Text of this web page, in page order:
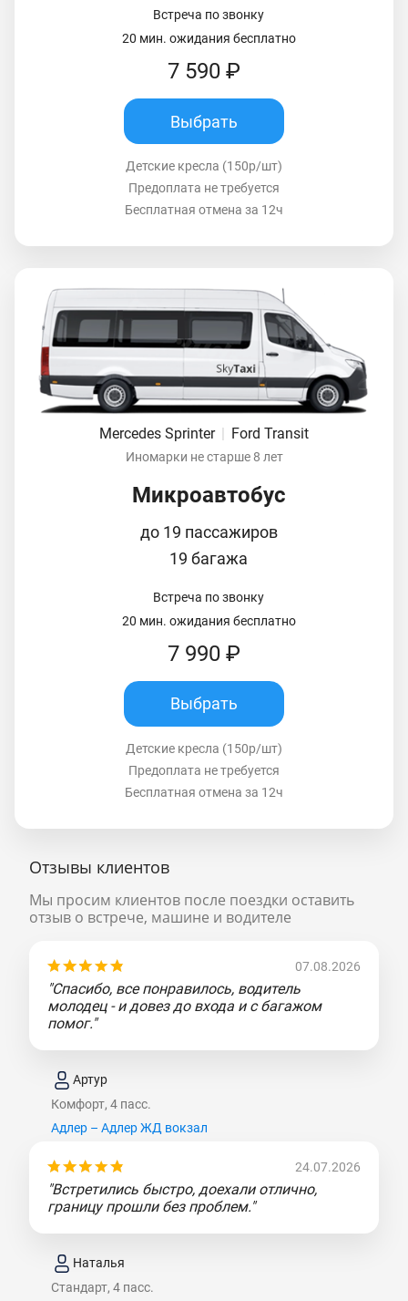
Встреча по звонку
20 мин. ожидания бесплатно
7 590 ₽
Выбрать
Детские кресла (150р/шт)
Предоплата не требуется
Бесплатная отмена за 12ч
Mercedes Sprinter | Ford Transit
Иномарки не старше 8 лет
Микроавтобус
до 19 пассажиров
19 багажа
Встреча по звонку
20 мин. ожидания бесплатно
7 990 ₽
Выбрать
Детские кресла (150р/шт)
Предоплата не требуется
Бесплатная отмена за 12ч
Отзывы клиентов
Мы просим клиентов после поездки оставить
отзыв о встрече, машине и водителе
07.08.2026
"Спасибо, все понравилось, водитель
молодец - и довез до входа и с багажом
помог."
Артур
Комфорт, 4 пасс.
Адлер – Адлер ЖД вокзал
24.07.2026
"Встретились быстро, доехали отлично,
границу прошли без проблем."
Наталья
Стандарт, 4 пасс.